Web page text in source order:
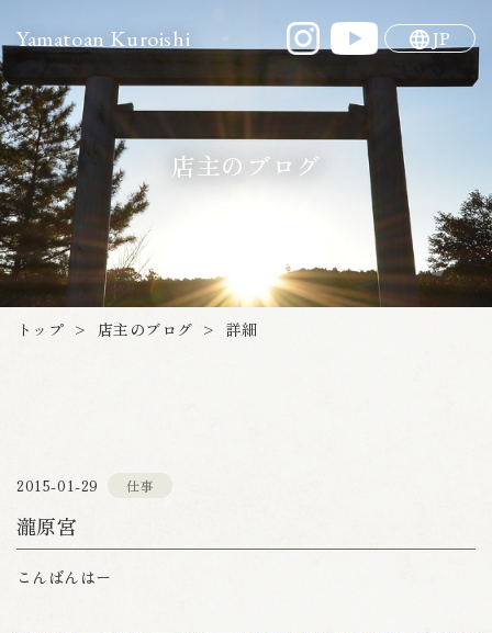
Yamatoan Kuroishi JP
店主のブログ
トップ > 店主のブログ > 詳細
2015-01-29 仕事
瀧原宮
こんばんはー